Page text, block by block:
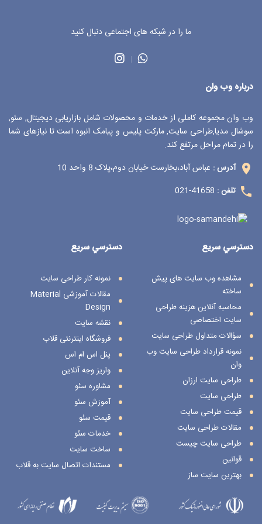
درباره وب وان
وب وان مجموعه کاملی از خدمات و محصولات شامل بازاریابی دیجیتال, سئو,
سوشال مدیا,طراحی سایت, مارکت پلیس و پیامک انبوه است تا نیازهای شما
را در تمام مراحل مرتفع کند.
آدرس : عباس آباد،بخارست خیابان دوم،پلاک 8 واحد 10
تلفن : 41658-021
ما را در شبکه های اجتماعی دنبال کنید
دسترسي سريع
نمونه کار طراحی سایت
مقالات آموزشی Material
Design
نقشه سایت
فروشگاه اینترنتی قلاب
پنل اس ام اس
واریز وجه آنلاین
مشاوره سئو
آموزش سئو
قیمت سئو
خدمات سئو
ساخت سایت
مستندات اتصال سایت به قلاب
دسترسي سريع
مشاهده وب سایت های پیش
ساخته
محاسبه آنلاین هزینه طراحی
سایت اختصاصی
سؤالات متداول طراحی سایت
نمونه قرارداد طراحی سایت وب
وان
طراحی سایت ارزان
طراحی سایت
قیمت طراحی سایت
مقالات طراحی سایت
طراحی سایت چیست
قوانین
بهترین سایت ساز